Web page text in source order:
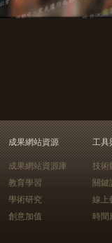
成果網站資源
成果網站資源庫
教育學習
學術研究
創意加值
工具
技術
關鍵
線上
時間